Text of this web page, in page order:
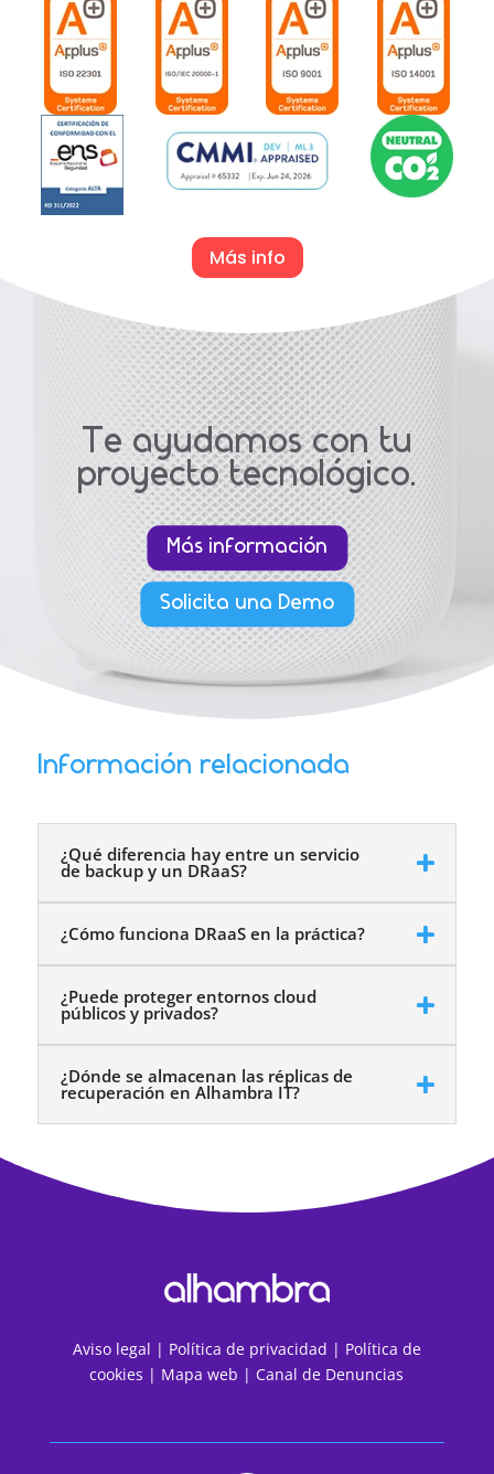
Más info
Te ayudamos con tu
proyecto tecnológico.
Más información
Solicita una Demo
Información relacionada
¿Qué diferencia hay entre un servicio
de backup y un DRaaS?
¿Cómo funciona DRaaS en la práctica?
¿Puede proteger entornos cloud
públicos y privados?
¿Dónde se almacenan las réplicas de
recuperación en Alhambra IT?
Aviso legal | Política de privacidad | Política de
cookies | Mapa web |Canal de Denuncias